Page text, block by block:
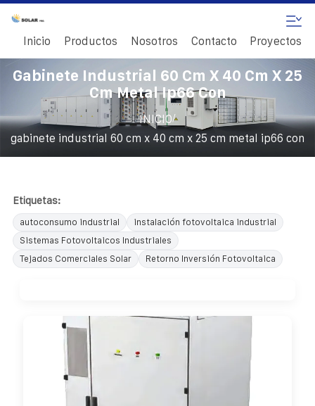
Inicio Productos Nosotros Contacto Proyectos
Gabinete Industrial 60 Cm X 40 Cm X 25
Cm Metal Ip66 Con
INICIO/
gabinete industrial 60 cm x 40 cm x 25 cm metal ip66 con
Etiquetas:
autoconsumo industrial
instalación fotovoltaica industrial
Sistemas Fotovoltaicos Industriales
Tejados Comerciales Solar
Retorno Inversión Fotovoltaica